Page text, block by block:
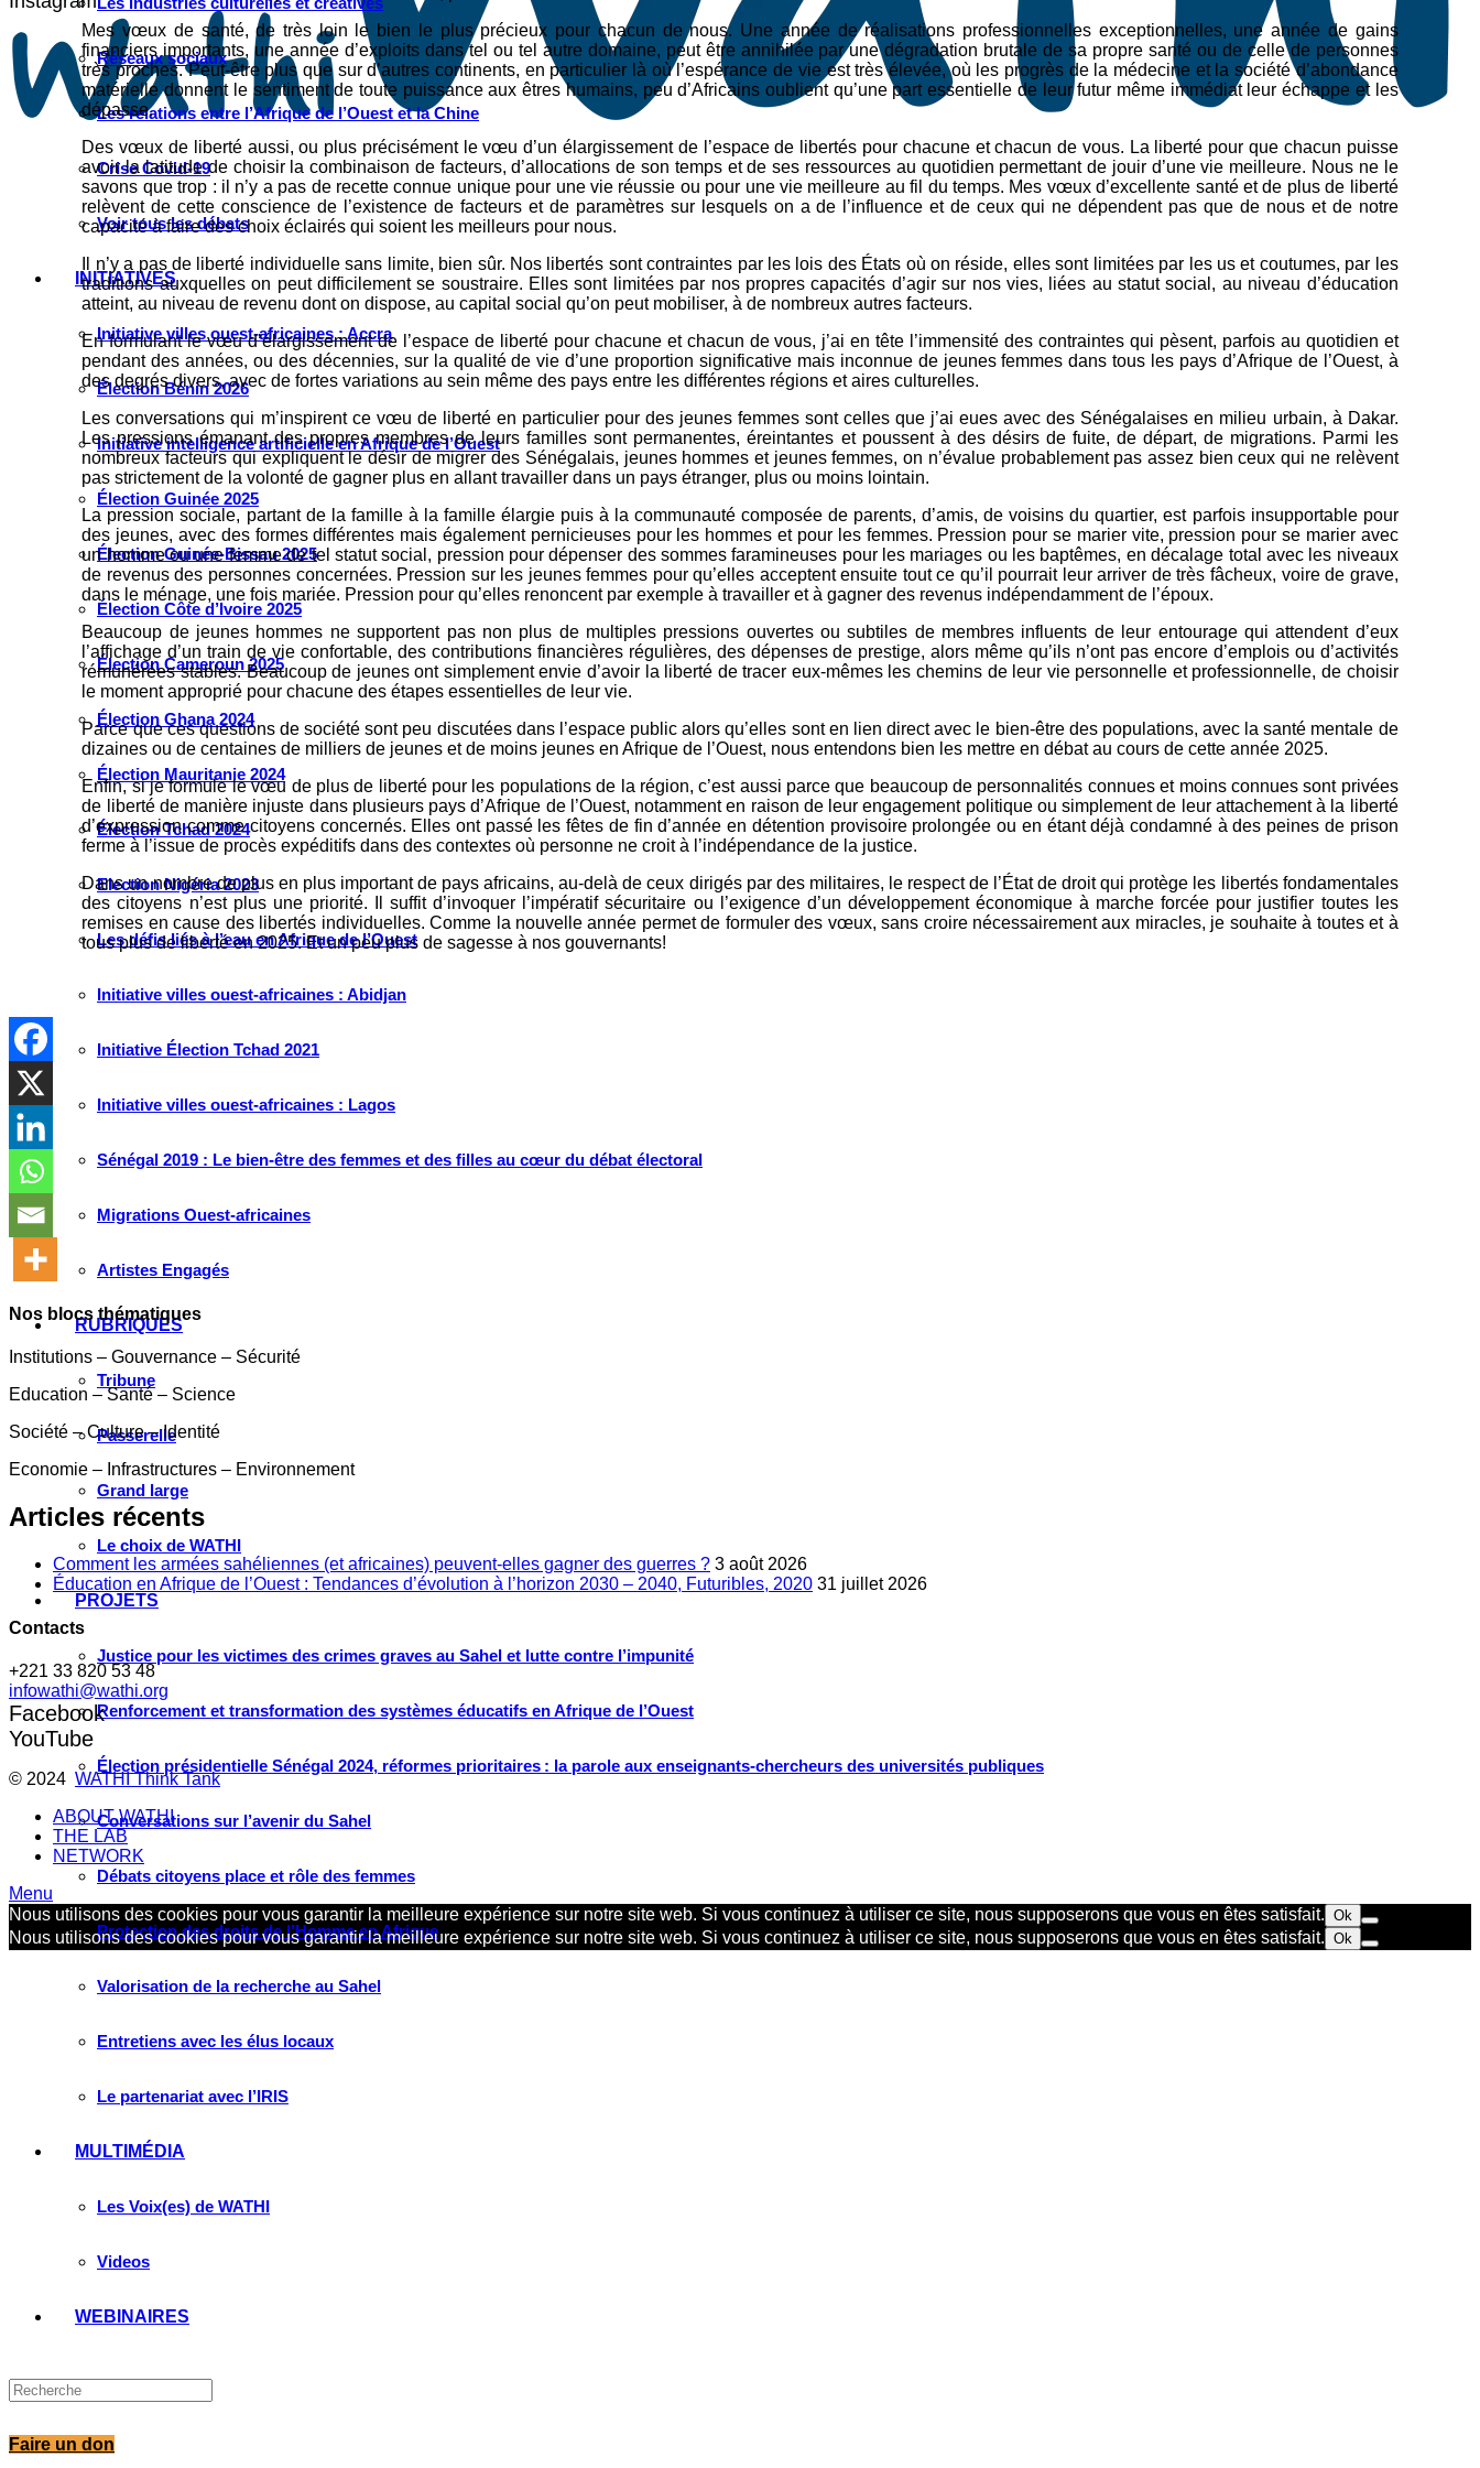
Réseaux sociaux
Les relations entre l’Afrique de l’Ouest et la Chine
Crise Covid-19
Voir tous les débats
INITIATIVES
Initiative villes ouest-africaines : Accra
Élection Bénin 2026
Initiative intelligence artificielle en Afrique de l’Ouest
Élection Guinée 2025
Élection Guinée-Bissau 2025
Élection Côte d’Ivoire 2025
Élection Cameroun 2025
Élection Ghana 2024
Élection Mauritanie 2024
Élection Tchad 2024
Election Nigéria 2023
Les défis liés à l’eau en Afrique de l’Ouest
Initiative villes ouest-africaines : Abidjan
Initiative Élection Tchad 2021
Initiative villes ouest-africaines : Lagos
Sénégal 2019 : Le bien-être des femmes et des filles au cœur du débat électoral
Migrations Ouest-africaines
Artistes Engagés
RUBRIQUES
Tribune
Passerelle
Grand large
Le choix de WATHI
PROJETS
Justice pour les victimes des crimes graves au Sahel et lutte contre l’impunité
Renforcement et transformation des systèmes éducatifs en Afrique de l’Ouest
Élection présidentielle Sénégal 2024, réformes prioritaires : la parole aux enseignants-chercheurs des universités publiques
Conversations sur l’avenir du Sahel
Débats citoyens place et rôle des femmes
Protection des droits de l’Homme en Afrique
Valorisation de la recherche au Sahel
Entretiens avec les élus locaux
Le partenariat avec l’IRIS
MULTIMÉDIA
Les Voix(es) de WATHI
Videos
WEBINAIRES
Faire un don
Mes vœux de santé, de très loin le bien le plus précieux pour chacun de nous. Une année de réalisations professionnelles exceptionnelles, une année de gains
financiers importants, une année d’exploits dans tel ou tel autre domaine, peut être annihilée par une dégradation brutale de sa propre santé ou de celle de personnes
très proches. Peut-être plus que sur d’autres continents, en particulier là où l’espérance de vie est très élevée, où les progrès de la médecine et la société d’abondance
matérielle donnent le sentiment de toute puissance aux êtres humains, peu d’Africains oublient qu’une part essentielle de leur futur même immédiat leur échappe et les
dépasse.
Des vœux de liberté aussi, ou plus précisément le vœu d’un élargissement de l’espace de libertés pour chacune et chacun de vous. La liberté pour que chacun puisse
avoir la latitude de choisir la combinaison de facteurs, d’allocations de son temps et de ses ressources au quotidien permettant de jouir d’une vie meilleure. Nous ne le
savons que trop : il n’y a pas de recette connue unique pour une vie réussie ou pour une vie meilleure au fil du temps. Mes vœux d’excellente santé et de plus de liberté
relèvent de cette conscience de l’existence de facteurs et de paramètres sur lesquels on a de l’influence et de ceux qui ne dépendent pas que de nous et de notre
capacité à faire des choix éclairés qui soient les meilleurs pour nous.
Il n’y a pas de liberté individuelle sans limite, bien sûr. Nos libertés sont contraintes par les lois des États où on réside, elles sont limitées par les us et coutumes, par les
traditions auxquelles on peut difficilement se soustraire. Elles sont limitées par nos propres capacités d’agir sur nos vies, liées au statut social, au niveau d’éducation
atteint, au niveau de revenu dont on dispose, au capital social qu’on peut mobiliser, à de nombreux autres facteurs.
En formulant le vœu d’élargissement de l’espace de liberté pour chacune et chacun de vous, j’ai en tête l’immensité des contraintes qui pèsent, parfois au quotidien et
pendant des années, ou des décennies, sur la qualité de vie d’une proportion significative mais inconnue de jeunes femmes dans tous les pays d’Afrique de l’Ouest, à
des degrés divers, avec de fortes variations au sein même des pays entre les différentes régions et aires culturelles.
Les conversations qui m’inspirent ce vœu de liberté en particulier pour des jeunes femmes sont celles que j’ai eues avec des Sénégalaises en milieu urbain, à Dakar.
Les pressions émanant des propres membres de leurs familles sont permanentes, éreintantes et poussent à des désirs de fuite, de départ, de migrations. Parmi les
nombreux facteurs qui expliquent le désir de migrer des Sénégalais, jeunes hommes et jeunes femmes, on n’évalue probablement pas assez bien ceux qui ne relèvent
pas strictement de la volonté de gagner plus en allant travailler dans un pays étranger, plus ou moins lointain.
La pression sociale, partant de la famille à la famille élargie puis à la communauté composée de parents, d’amis, de voisins du quartier, est parfois insupportable pour
des jeunes, avec des formes différentes mais également pernicieuses pour les hommes et pour les femmes. Pression pour se marier vite, pression pour se marier avec
un homme ou une femme de tel statut social, pression pour dépenser des sommes faramineuses pour les mariages ou les baptêmes, en décalage total avec les niveaux
de revenus des personnes concernées. Pression sur les jeunes femmes pour qu’elles acceptent ensuite tout ce qu’il pourrait leur arriver de très fâcheux, voire de grave,
dans le ménage, une fois mariée. Pression pour qu’elles renoncent par exemple à travailler et à gagner des revenus indépendamment de l’époux.
Beaucoup de jeunes hommes ne supportent pas non plus de multiples pressions ouvertes ou subtiles de membres influents de leur entourage qui attendent d’eux
l’affichage d’un train de vie confortable, des contributions financières régulières, des dépenses de prestige, alors même qu’ils n’ont pas encore d’emplois ou d’activités
rémunérées stables. Beaucoup de jeunes ont simplement envie d’avoir la liberté de tracer eux-mêmes les chemins de leur vie personnelle et professionnelle, de choisir
le moment approprié pour chacune des étapes essentielles de leur vie.
Parce que ces questions de société sont peu discutées dans l’espace public alors qu’elles sont en lien direct avec le bien-être des populations, avec la santé mentale de
dizaines ou de centaines de milliers de jeunes et de moins jeunes en Afrique de l’Ouest, nous entendons bien les mettre en débat au cours de cette année 2025.
Enfin, si je formule le vœu de plus de liberté pour les populations de la région, c’est aussi parce que beaucoup de personnalités connues et moins connues sont privées
de liberté de manière injuste dans plusieurs pays d’Afrique de l’Ouest, notamment en raison de leur engagement politique ou simplement de leur attachement à la liberté
d’expression comme citoyens concernés. Elles ont passé les fêtes de fin d’année en détention provisoire prolongée ou en étant déjà condamné à des peines de prison
ferme à l’issue de procès expéditifs dans des contextes où personne ne croit à l’indépendance de la justice.
Dans un nombre de plus en plus important de pays africains, au-delà de ceux dirigés par des militaires, le respect de l’État de droit qui protège les libertés fondamentales
des citoyens n’est plus une priorité. Il suffit d’invoquer l’impératif sécuritaire ou l’exigence d’un développement économique à marche forcée pour justifier toutes les
remises en cause des libertés individuelles. Comme la nouvelle année permet de formuler des vœux, sans croire nécessairement aux miracles, je souhaite à toutes et à
tous plus de liberté en 2025. Et un peu plus de sagesse à nos gouvernants!
Nos blocs thématiques
Institutions – Gouvernance – Sécurité
Education – Santé – Science
Société – Culture – Identité
Economie – Infrastructures – Environnement
Articles récents
Comment les armées sahéliennes (et africaines) peuvent-elles gagner des guerres ? 3 août 2026
Éducation en Afrique de l’Ouest : Tendances d’évolution à l’horizon 2030 – 2040, Futuribles, 2020 31 juillet 2026
Contacts
+221 33 820 53 48
infowathi@wathi.org
Facebook
YouTube
© 2024 WATHI Think Tank
ABOUT WATHI
THE LAB
NETWORK
Menu
Nous utilisons des cookies pour vous garantir la meilleure expérience sur notre site web. Si vous continuez à utiliser ce site, nous supposerons que vous en êtes satisfait. Ok
Nous utilisons des cookies pour vous garantir la meilleure expérience sur notre site web. Si vous continuez à utiliser ce site, nous supposerons que vous en êtes satisfait. Ok